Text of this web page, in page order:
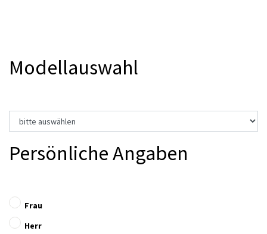
Modellauswahl
Persönliche Angaben
Frau
Herr